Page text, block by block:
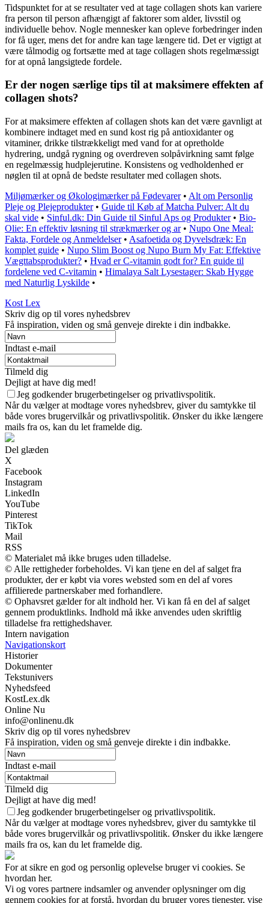
Tidspunktet for at se resultater ved at tage collagen shots kan variere
fra person til person afhængigt af faktorer som alder, livsstil og
individuelle behov. Nogle mennesker kan opleve forbedringer inden
for få uger, mens det for andre kan tage længere tid. Det er vigtigt at
være tålmodig og fortsætte med at tage collagen shots regelmæssigt
for at opnå langsigtede fordele.
Er der nogen særlige tips til at maksimere effekten af
collagen shots?
For at maksimere effekten af collagen shots kan det være gavnligt at
kombinere indtaget med en sund kost rig på antioxidanter og
vitaminer, drikke tilstrækkeligt med vand for at opretholde
hydrering, undgå rygning og overdreven solpåvirkning samt følge
en regelmæssig hudplejerutine. Konsistens og vedholdenhed er
nøglen til at opnå de bedste resultater med collagen shots.
Miljømærker og Økologimærker på Fødevarer• Alt om Personlig
Pleje og Plejeprodukter• Guide til Køb af Matcha Pulver: Alt du
skal vide • Sinful.dk: Din Guide til Sinful Aps og Produkter• Bio-
Olie: En effektiv løsning til strækmærker og ar• Nupo One Meal:
Fakta, Fordele og Anmeldelser• Asafoetida og Dyvelsdræk: En
komplet guide • Nupo Slim Boost og Nupo Burn My Fat: Effektive
Vægttabsprodukter? • Hvad er C-vitamin godt for? En guide til
fordelene ved C-vitamin • Himalaya Salt Lysestager: Skab Hygge
med Naturlig Lyskilde •
Kost Lex
Skriv dig op til vores nyhedsbrev
Få inspiration, viden og små genveje direkte i din indbakke.
Indtast e-mail
Tilmeld dig
Dejligt at have dig med!
Jeg godkender brugerbetingelser og privatlivspolitik.
Når du vælger at modtage vores nyhedsbrev, giver du samtykke til
både vores brugervilkår og privatlivspolitik. Ønsker du ikke længere
mails fra os, kan du let framelde dig.
Del glæden
X
Facebook
Instagram
LinkedIn
YouTube
Pinterest
TikTok
Mail
RSS
© Materialet må ikke bruges uden tilladelse.
© Alle rettigheder forbeholdes. Vi kan tjene en del af salget fra
produkter, der er købt via vores websted som en del af vores
affilierede partnerskaber med forhandlere.
© Ophavsret gælder for alt indhold her. Vi kan få en del af salget
gennem produktlinks. Indhold må ikke anvendes uden skriftlig
tilladelse fra rettighedshaver.
Intern navigation
Navigationskort
Historier
Dokumenter
Tekstunivers
Nyhedsfeed
KostLex.dk
Online Nu
info@onlinenu.dk
Skriv dig op til vores nyhedsbrev
Få inspiration, viden og små genveje direkte i din indbakke.
Indtast e-mail
Tilmeld dig
Dejligt at have dig med!
Jeg godkender brugerbetingelser og privatlivspolitik.
Når du vælger at modtage vores nyhedsbrev, giver du samtykke til
både vores brugervilkår og privatlivspolitik. Ønsker du ikke længere
mails fra os, kan du let framelde dig.
For at sikre en god og personlig oplevelse bruger vi cookies. Se
hvordan her.
Vi og vores partnere indsamler og anvender oplysninger om dig
gennem cookies for at forstå, hvordan du bruger vores tjenester, vise